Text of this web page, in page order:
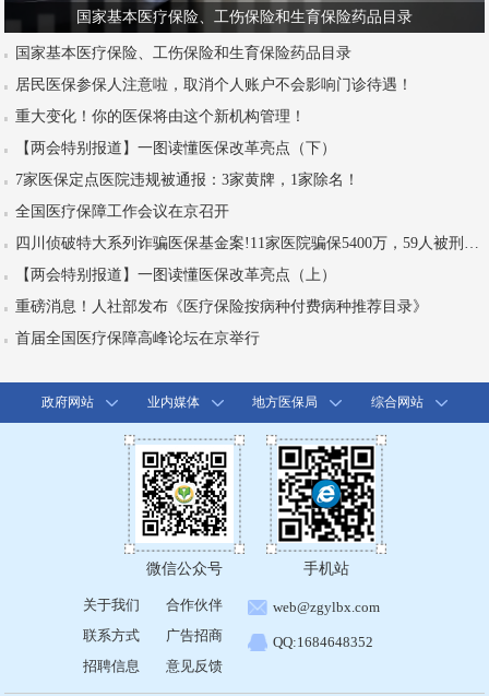
国家基本医疗保险、工伤保险和生育保险药品目录
国家基本医疗保险、工伤保险和生育保险药品目录
居民医保参保人注意啦，取消个人账户不会影响门诊待遇！
重大变化！你的医保将由这个新机构管理！
【两会特别报道】一图读懂医保改革亮点（下）
7家医保定点医院违规被通报：3家黄牌，1家除名！
全国医疗保障工作会议在京召开
【两会特别报道】一图读懂医保改革亮点（上）
重磅消息！人社部发布《医疗保险按病种付费病种推荐目录》
首届全国医疗保障高峰论坛在京举行
政府网站 业内媒体 地方医保局 综合网站
微信公众号 手机站
关于我们
联系方式
招聘信息
合作伙伴
广告招商
意见反馈
web@zgylbx.com
QQ:1684648352